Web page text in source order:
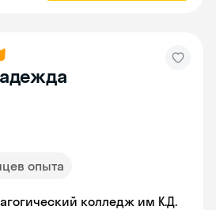
опыта
колледж им К.Д.